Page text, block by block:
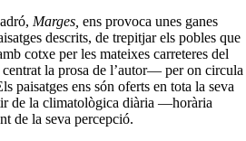
Marges, ens provoca unes ganes
descrits, de trepitjar els pobles que
cotxe per les mateixes carreteres del
la prosa de l’autor— per on circula
paisatges ens són oferts en tota la seva
de la climatològica diària —horària
de la seva percepció.